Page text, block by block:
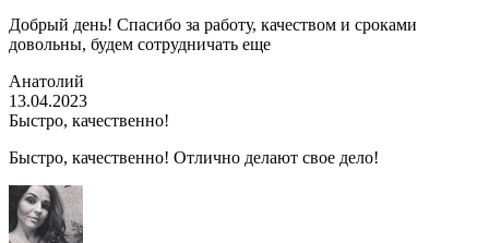
Добрый день! Спасибо за работу, качеством и сроками
довольны, будем сотрудничать еще
Анатолий
13.04.2023
Быстро, качественно!
Быстро, качественно! Отлично делают свое дело!